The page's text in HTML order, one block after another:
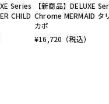
Series
CHILD
【新商品】DELUXE
Chrome MERMAID タ
カポ
¥16,720 （税込）